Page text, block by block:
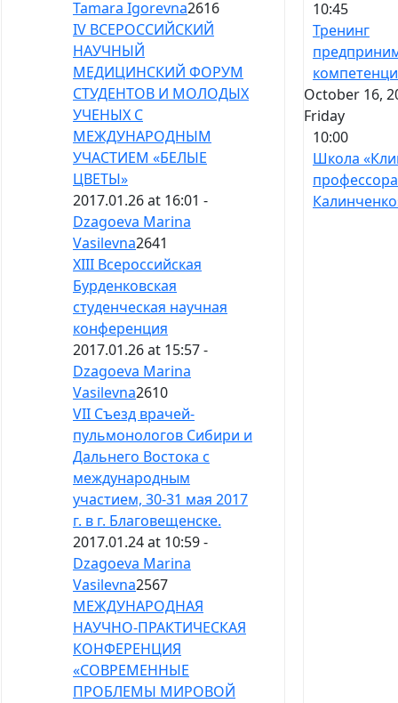
Tamara Igorevna2616
IV ВСЕРОССИЙСКИЙ
НАУЧНЫЙ
МЕДИЦИНСКИЙ ФОРУМ
СТУДЕНТОВ И МОЛОДЫХ
УЧЕНЫХ С
МЕЖДУНАРОДНЫМ
УЧАСТИЕМ «БЕЛЫЕ
ЦВЕТЫ»
2017.01.26 at 16:01 -
Dzagoeva Marina
Vasilevna2641
XIII Всероссийская
Бурденковская
студенческая научная
конференция
2017.01.26 at 15:57 -
Dzagoeva Marina
Vasilevna2610
VII Съезд врачей-
пульмонологов Сибири и
Дальнего Востока с
международным
участием, 30-31 мая 2017
г. в г. Благовещенске.
2017.01.24 at 10:59 -
Dzagoeva Marina
Vasilevna2567
МЕЖДУНАРОДНАЯ
НАУЧНО-ПРАКТИЧЕСКАЯ
КОНФЕРЕНЦИЯ
«СОВРЕМЕННЫЕ
ПРОБЛЕМЫ МИРОВОЙ
10:45
Тренинг
October 16,
Friday
10:00
Школа
профессора